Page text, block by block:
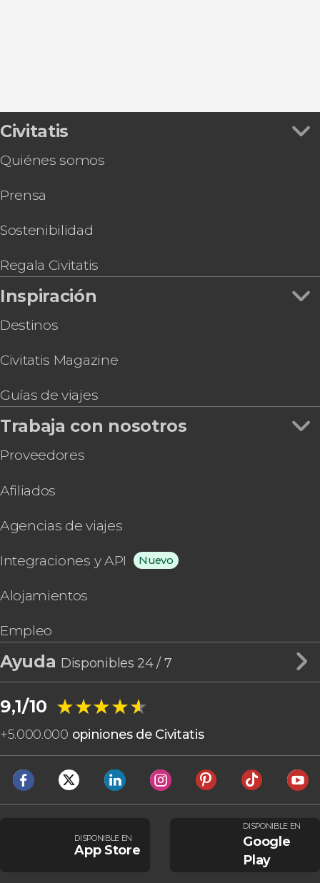
Civitatis
Quiénes somos
Prensa
Sostenibilidad
Regala Civitatis
Inspiración
Destinos
Civitatis Magazine
Guías de viajes
Trabaja con nosotros
Proveedores
Afiliados
Agencias de viajes
Integraciones y API Nuevo
Alojamientos
Empleo
Ayuda Disponibles 24 / 7
9,1/10 ★★★★★
★★★★★
+5.000.000 opiniones de Civitatis
DISPONIBLE EN
App Store
DISPONIBLE EN
Google
Play